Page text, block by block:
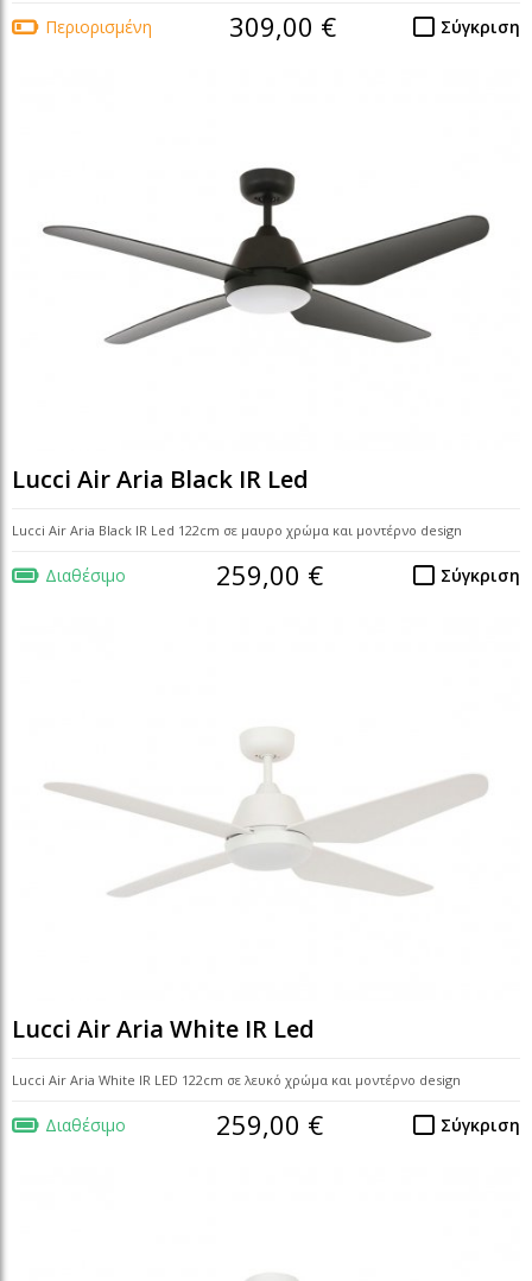
Περιορισμένη Σύγκριση
309,00 €
Lucci Air Aria Black IR Led
Lucci Air Aria Black IR Led 122cm σε μαυρο χρώμα και μοντέρνο design
Διαθέσιμο Σύγκριση
259,00 €
Lucci Air Aria White IR Led
Lucci Air Aria White IR LED 122cm σε λευκό χρώμα και μοντέρνο design
Διαθέσιμο Σύγκριση
259,00 €